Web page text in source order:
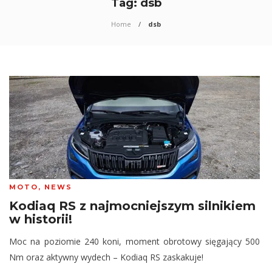
Tag: dsb
Home dsb
MOTO , NEWS
Kodiaq RS z najmocniejszym silnikiem
w historii!
Moc na poziomie 240 koni, moment obrotowy sięgający 500
Nm oraz aktywny wydech – Kodiaq RS zaskakuje!